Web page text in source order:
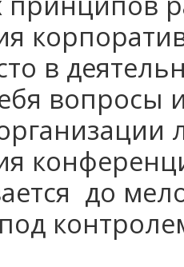
-
-
в
вопросы
до